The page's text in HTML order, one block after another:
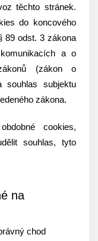
těchto stránek.
do koncového
89 odst. 3 zákona
a o
(zákon o
souhlas subjektu
zákona.
cookies,
souhlas, tyto
na
chod